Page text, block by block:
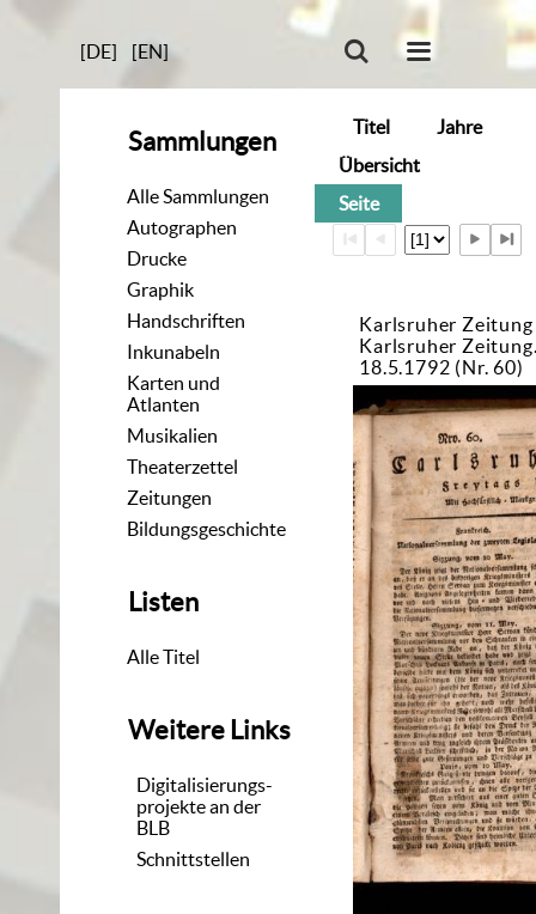
[DE] [EN]
Sammlungen
Alle Sammlungen
Autographen
Drucke
Graphik
Handschriften
Inkunabeln
Karten und
Atlanten
Musikalien
Theaterzettel
Zeitungen
Bildungsgeschichte
Listen
Alle Titel
Weitere Links
Digitalisierungs-
projekte an der
BLB
Schnittstellen
Titel
Jahre
Übersicht
Seite
Karlsruher Zeitung
Karlsruher
18.5.1792 (Nr. 60)